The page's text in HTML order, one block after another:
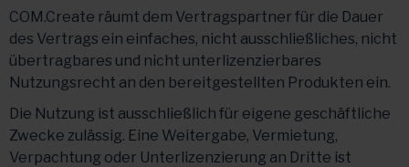
COM.Create räumt dem Vertragspartner für die Dauer
des Vertrags ein einfaches, nicht ausschließliches, nicht
übertragbares und nicht unterlizenzierbares
Nutzungsrecht an den bereitgestellten Produkten ein.
Die Nutzung ist ausschließlich für eigene geschäftliche
Zwecke zulässig. Eine Weitergabe, Vermietung,
Verpachtung oder Unterlizenzierung an Dritte ist